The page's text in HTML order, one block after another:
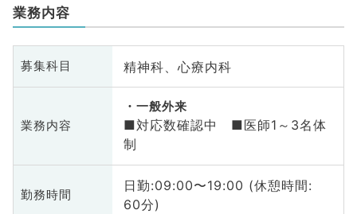
業務内容
募集科目 精神科、心療内科
業務内容
一般外来
■対応数確認中 ■医師1～3名体
制
勤務時間
日勤:09:00〜19:00 (休憩時間:
60分)